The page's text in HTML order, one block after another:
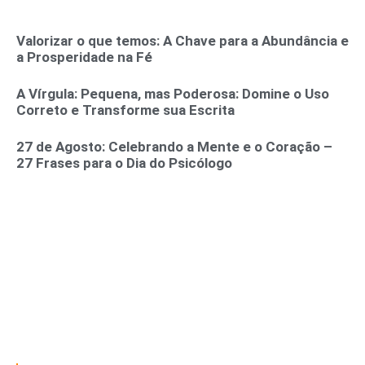
Valorizar o que temos: A Chave para a Abundância e
a Prosperidade na Fé
A Vírgula: Pequena, mas Poderosa: Domine o Uso
Correto e Transforme sua Escrita
27 de Agosto: Celebrando a Mente e o Coração –
27 Frases para o Dia do Psicólogo